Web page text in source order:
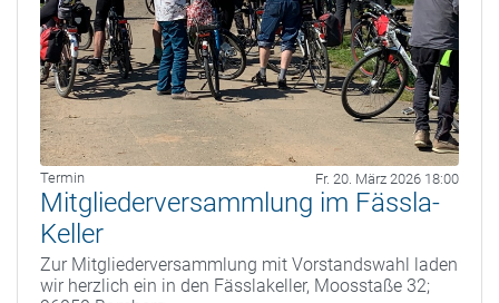
Termin Fr. 20. März 2026 18:00
Mitgliederversammlung im Fässla-
Keller
Zur Mitgliederversammlung mit Vorstandswahl laden
wir herzlich ein in den Fässlakeller, Moosstaße 32;